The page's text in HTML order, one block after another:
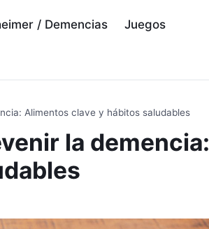
/ Demencias Juegos
Alimentos clave y hábitos saludables
la demencia: